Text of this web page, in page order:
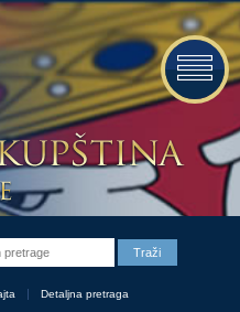
Detaljna pretraga